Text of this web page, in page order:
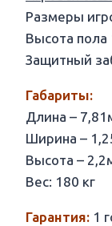
Размеры
Высота пола
Защитный
Габариты:
Длина –
Ширина –
Высота –
Вес: 180 кг
Гарантия: 1